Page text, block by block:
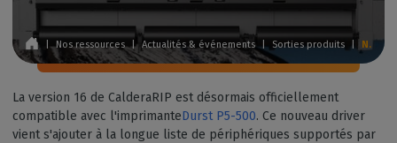
Nos ressources Actualités & événements Sorties produits Nouveau driver Durst P5-500 pour CalderaRIP
La version 16 de CalderaRIP est désormais officiellement
compatible avec l'imprimanteDurst P5-500. Ce nouveau driver
vient s'ajouter à la longue liste de périphériques supportés par